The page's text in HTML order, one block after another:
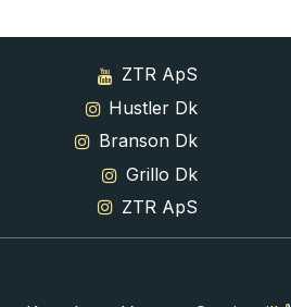
ZTR ApS
Hustler Dk
Branson Dk
Grillo Dk
ZTR ApS